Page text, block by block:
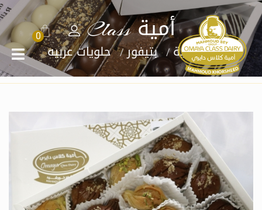
0 أمية Class
الرئيسية بتيفور حلويات عربيه